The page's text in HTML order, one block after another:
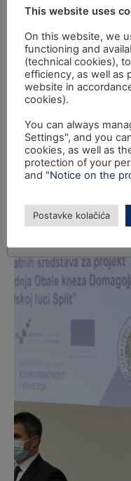
This website uses
On this website, we
functioning and
(technical cookies),
efficiency, as well as
website in
cookies).
You can always
Settings", and you
cookies, as well as
protection of your
and "Notice on the
Postavke kolačića